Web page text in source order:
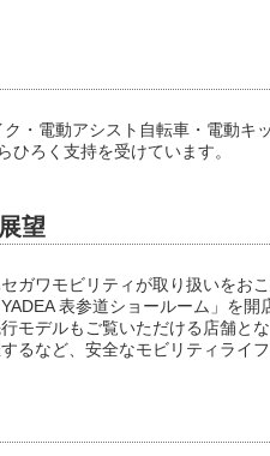
・電動アシスト自転車・電動キ
ろく支持を受けています。
望
ガワモビリティが取り扱いをお
表参道ショールーム」を
モデルもご覧いただける店舗と
るなど、安全なモビリティライ